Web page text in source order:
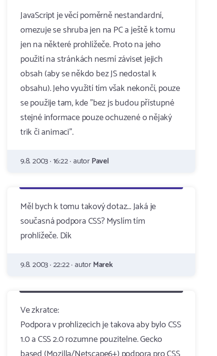
JavaScript je věcí poměrně nestandardní,
omezuje se shruba jen na PC a ještě k tomu
jen na některé prohlížeče. Proto na jeho
použití na stránkách nesmí záviset jejich
obsah (aby se někdo bez JS nedostal k
obsahu). Jeho využití tím však nekončí, pouze
se použije tam, kde "bez js budou přístupné
stejné informace pouze ochuzené o nějaký
trik či animaci".
9.8. 2003 · 16:22 · autorPavel
Měl bych k tomu takový dotaz... Jaká je
současná podpora CSS? Myslím tím
prohlížeče. Dík
9.8. 2003 · 22:22 · autorMarek
Ve zkratce:
Podpora v prohlizecich je takova aby bylo CSS
1.0 a CSS 2.0 rozumne pouzitelne. Gecko